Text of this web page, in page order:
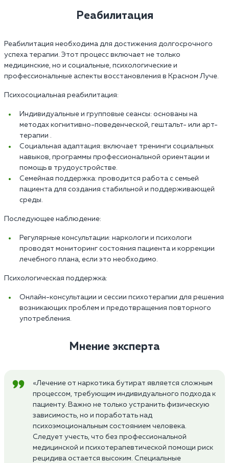
Реабилитация
Реабилитация необходима для достижения долгосрочного
успеха терапии. Этот процесс включает не только
медицинские, но и социальные, психологические и
профессиональные аспекты восстановления в Красном Луче.
Психосоциальная реабилитация:
Индивидуальные и групповые сеансы: основаны на
методах когнитивно-поведенческой, гештальт- или арт-
терапии .
Социальная адаптация: включает тренинги социальных
навыков, программы профессиональной ориентации и
помощь в трудоустройстве.
Семейная поддержка: проводится работа с семьей
пациента для создания стабильной и поддерживающей
среды.
Последующее наблюдение:
Регулярные консультации: наркологи и психологи
проводят мониторинг состояния пациента и коррекции
лечебного плана, если это необходимо.
Психологическая поддержка:
Онлайн-консультации и сессии психотерапии для решения
возникающих проблем и предотвращения повторного
употребления.
Мнение эксперта
«Лечение от наркотика бутират является сложным
процессом, требующим индивидуального подхода к
пациенту. Важно не только устранить физическую
зависимость, но и поработать над
психоэмоциональным состоянием человека.
Следует учесть, что без профессиональной
медицинской и психотерапевтической помощи риск
рецидива остается высоким. Специальные